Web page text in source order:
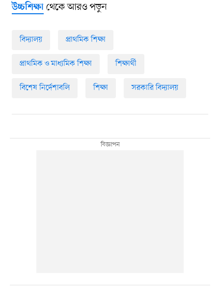
উচ্চশিক্ষাথেকে আরও পড়ুন
বিদ্যালয় প্রাথমিক শিক্ষা
প্রাথমিক ও মাধ্যমিক শিক্ষা শিক্ষার্থী
বিশেষ নির্দেশাবলি শিক্ষা সরকারি বিদ্যালয়